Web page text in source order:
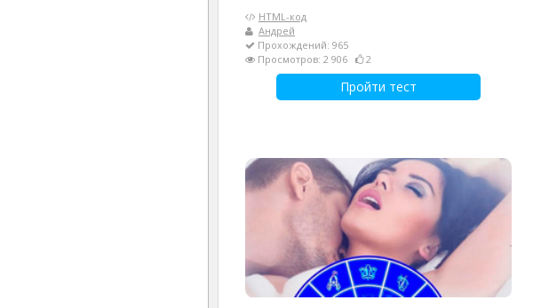
HTML-код
Андрей
Прохождений: 965
Просмотров: 2 906
2
Пройти тест